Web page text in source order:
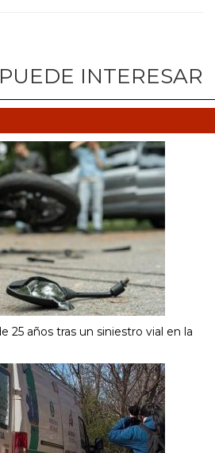
INTERESAR
25 años tras un siniestro vial en la